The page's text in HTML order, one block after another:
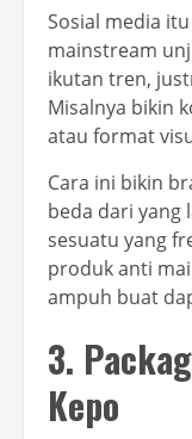
Sosial media
mainstream
ikutan tren,
Misalnya bikin
atau format
Cara ini bikin
beda dari yang
sesuatu yang
produk anti
ampuh buat
3.
Kepo